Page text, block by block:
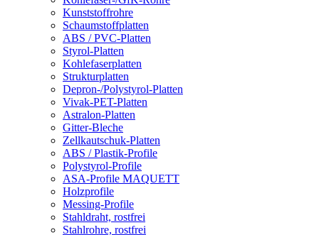
Kunststoffrohre
Schaumstoffplatten
ABS / PVC-Platten
Styrol-Platten
Kohlefaserplatten
Strukturplatten
Depron-/Polystyrol-Platten
Vivak-PET-Platten
Astralon-Platten
Gitter-Bleche
Zellkautschuk-Platten
ABS / Plastik-Profile
Polystyrol-Profile
ASA-Profile MAQUETT
Holzprofile
Messing-Profile
Stahldraht, rostfrei
Stahlrohre, rostfrei